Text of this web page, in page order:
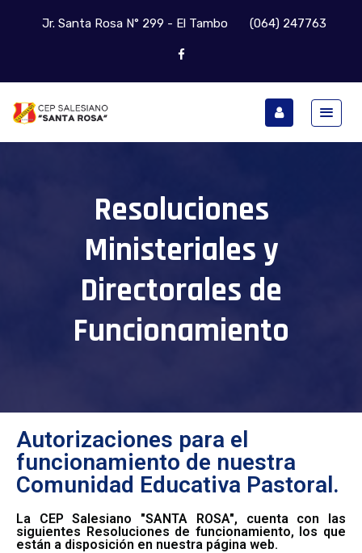
Jr. Santa Rosa N° 299 - El Tambo (064) 247763
Resoluciones
Ministeriales y
Directorales de
Funcionamiento
Autorizaciones para el
funcionamiento de nuestra
Comunidad Educativa Pastoral.
La CEP Salesiano "SANTA ROSA", cuenta con las
siguientes Resoluciones de funcionamiento, los que
están a disposición en nuestra página web.